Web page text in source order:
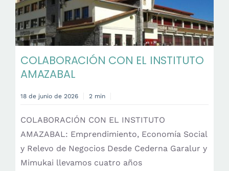
COLABORACIÓN CON EL INSTITUTO
AMAZABAL
18 de junio de 2026 2 min
COLABORACIÓN CON EL INSTITUTO
AMAZABAL: Emprendimiento, Economía Social
y Relevo de Negocios Desde Cederna Garalur y
Mimukai llevamos cuatro años